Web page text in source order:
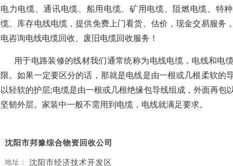
电力电缆、通讯电缆、船用电缆、矿用电缆、阻燃电缆、特
缆、库存电线电缆，提供免费上门看货、估价，现金交易服务
电咨询电线电缆回收、废旧电缆回收服务！
用于电路装修的线材我们通常统称为电线电缆，电线和电
限。如果一定要区分的话，那就是电线是由一根或几根柔软的
以轻软的护层;电缆是由一根或几根绝缘包导线组成，外面再包
坚韧外层。家装中一般不需用到电缆，电线就满足要求。
沈阳市邦豫综合物资回收公司
地址： 沈阳市经济技术开发区